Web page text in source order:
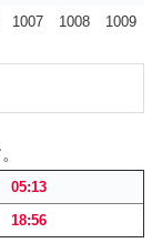
1007 1008 1009
05:13
18:56